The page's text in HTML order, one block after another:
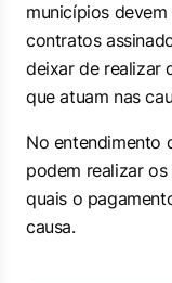
municípios
contratos
deixar de realizar
que atuam nas
No entendimento
podem realizar
quais o
causa.